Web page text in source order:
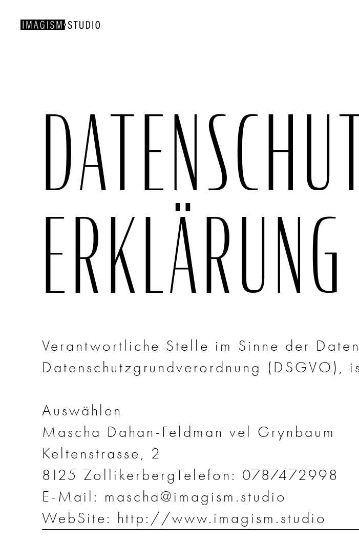
ERKLÄRUNG
Verantwortliche Stelle im Sinne der
Datenschutzgrundverordnung (DSGVO),
Auswählen
Mascha Dahan-Feldman vel Grynbaum
Keltenstrasse, 2
8125 ZollikerbergTelefon: 0787472998
E-Mail: mascha@imagism.studio
WebSite: http://www.imagism.studio